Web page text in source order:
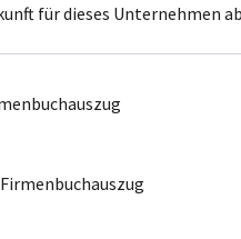
für dieses Unternehmen